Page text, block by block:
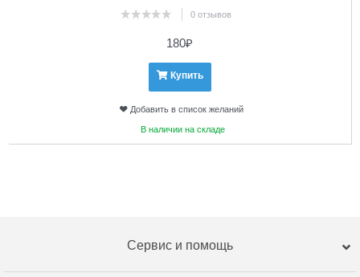
0 отзывов
180₽
Купить
Добавить в список желаний
В наличии на складе
Сервис и помощь